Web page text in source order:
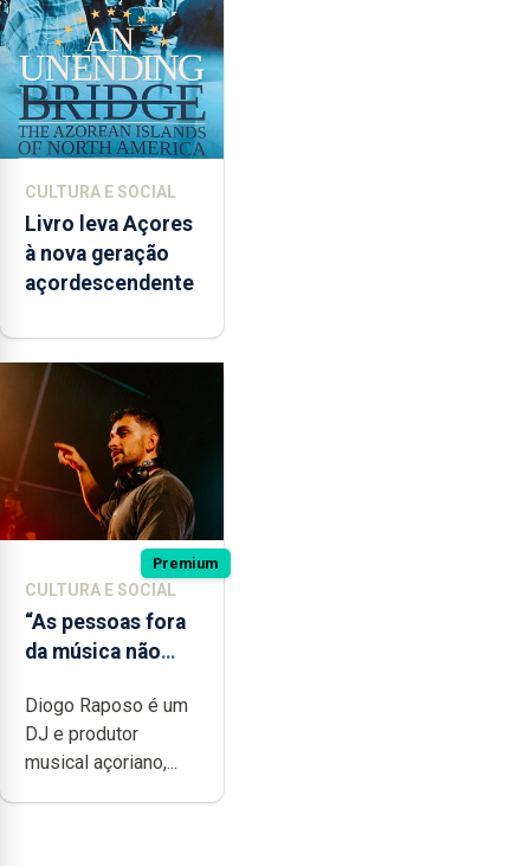
CULTURA E SOCIAL
Livro leva Açores
à nova geração
açordescendente
Premium
CULTURA E SOCIAL
“As pessoas fora
da música não
quão difícil é
produzir uma
música”
Diogo Raposo é um
DJ e produtor
musical açoriano,...